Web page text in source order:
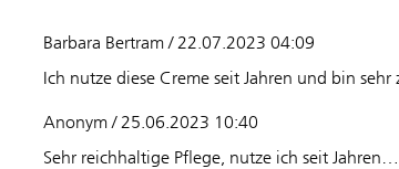
Barbara Bertram / 22.07.2023 04:09
Ich nutze diese Creme seit Jahren und bin
Anonym / 25.06.2023 10:40
Sehr reichhaltige Pflege, nutze ich seit Jahren…